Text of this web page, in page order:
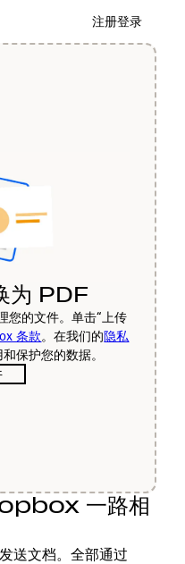
注册登录
为 PDF
您的文件。单击“上传
条款。在我们的隐私
保护您的数据。
一路相
送文档。全部通过